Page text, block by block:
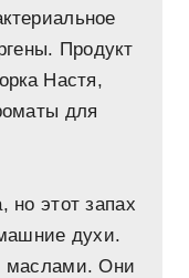
Продукт
Настя,
для
этот запах
духи.
маслами. Они